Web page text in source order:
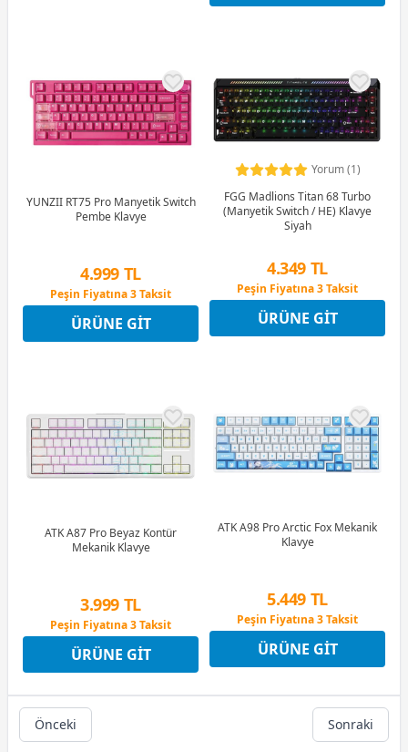
YUNZII RT75 Pro Manyetik Switch
Pembe Klavye
4.999 TL
Peşin Fiyatına 3 Taksit
12 Ay x 588 TL taksitle
Peşin Fiyatına 3 Taksit
ÜRÜNE GIT
Yorum (1)
FGG Madlions Titan 68 Turbo
(Manyetik Switch / HE) Klavye
Siyah
4.349 TL
Peşin Fiyatına 3 Taksit
12 Ay x 512 TL taksitle
Peşin Fiyatına 3 Taksit
ÜRÜNE GIT
ATK A87 Pro Beyaz Kontür
Mekanik Klavye
3.999 TL
Peşin Fiyatına 3 Taksit
12 Ay x 470 TL taksitle
Peşin Fiyatına 3 Taksit
ÜRÜNE GIT
ATK A98 Pro Arctic Fox Mekanik
Klavye
5.449 TL
Peşin Fiyatına 3 Taksit
12 Ay x 641 TL taksitle
Peşin Fiyatına 3 Taksit
ÜRÜNE GIT
Önceki Sonraki